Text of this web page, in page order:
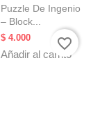
Puzzle De Ingenio
– Block...
Precio
$ 4.000
Añadir al carrito
favorite_border